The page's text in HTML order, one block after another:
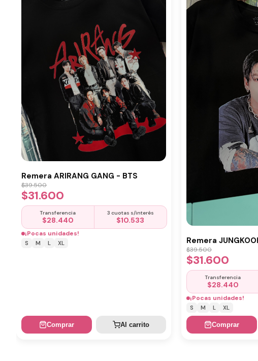
Remera ARIRANG GANG - BTS
$39.500
$31.600
Transferencia
$28.440
3 cuotas s/interés
$10.533
¡Pocas unidades!
S M L XL
Comprar Al carrito
Remera
$39.500
$31.600
Transferencia
$28.440
¡Pocas unidades!
S M L XL
Comprar